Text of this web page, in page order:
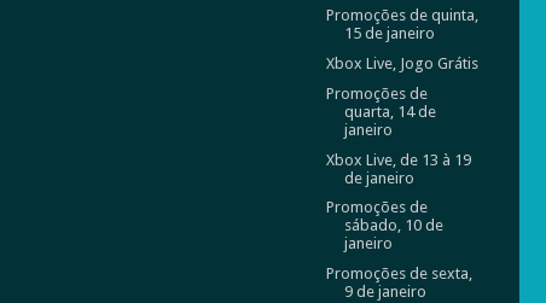
Promoções de quinta,
15 de janeiro
Xbox Live, Jogo Grátis
Promoções de
quarta, 14 de
janeiro
Xbox Live, de 13 à 19
de janeiro
Promoções de
sábado, 10 de
janeiro
Promoções de sexta,
9 de janeiro